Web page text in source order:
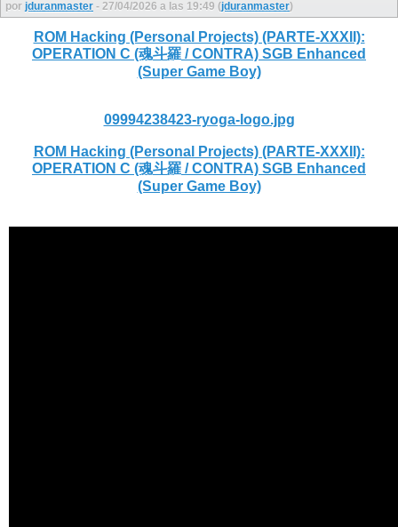
por jduranmaster - 27/04/2026 a las 19:49 (jduranmaster)
ROM Hacking (Personal Projects) (PARTE-XXXII):
OPERATION C (魂斗羅 / CONTRA) SGB Enhanced
(Super Game Boy)
09994238423-ryoga-logo.jpg
ROM Hacking (Personal Projects) (PARTE-XXXII):
OPERATION C (魂斗羅 / CONTRA) SGB Enhanced
(Super Game Boy)